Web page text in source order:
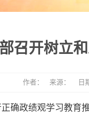
召开树立
作者： 来源： 日期
确政绩观学习教育